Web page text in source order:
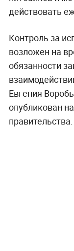
действовать
Контроль за
возложен на
обязанности
Евгения
опубликован
правительства.